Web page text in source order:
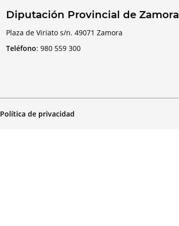
Diputación Provincial de Zamora
Plaza de Viriato s/n. 49071 Zamora
Teléfono: 980 559 300
Política de privacidad